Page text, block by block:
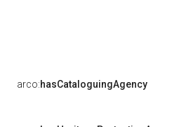
arco:hasCataloguingAgency